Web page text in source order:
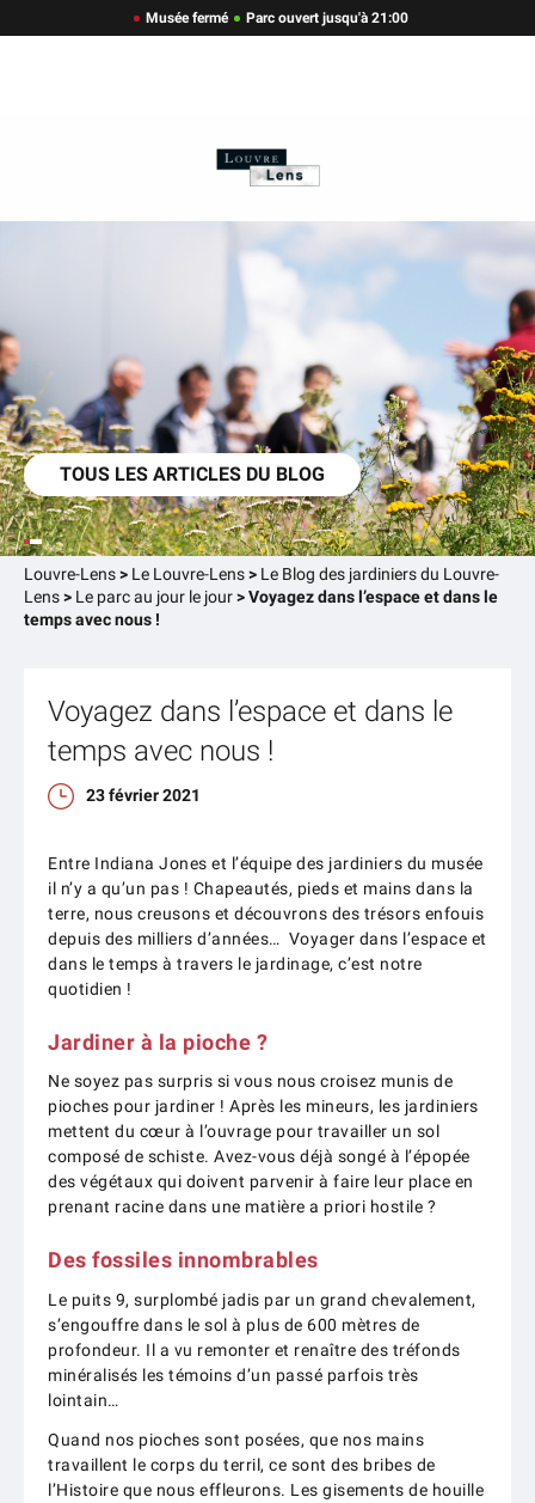
Musée fermé Parc ouvert jusqu'à 21:00
TOUS LES ARTICLES DU BLOG
Louvre-Lens> Le Louvre-Lens> Le Blog des jardiniers du Louvre-
Lens> Le parc au jour le jour>Voyagez dans l’espace et dans le
temps avec nous !
Voyagez dans l’espace et dans le
temps avec nous !
23 février 2021
Entre Indiana Jones et l’équipe des jardiniers du musée
il n’y a qu’un pas ! Chapeautés, pieds et mains dans la
terre, nous creusons et découvrons des trésors enfouis
depuis des milliers d’années… Voyager dans l’espace et
dans le temps à travers le jardinage, c’est notre
quotidien !
Jardiner à la pioche ?
Ne soyez pas surpris si vous nous croisez munis de
pioches pour jardiner ! Après les mineurs, les jardiniers
mettent du cœur à l’ouvrage pour travailler un sol
composé de schiste. Avez-vous déjà songé à l’épopée
des végétaux qui doivent parvenir à faire leur place en
prenant racine dans une matière a priori hostile ?
Des fossiles innombrables
Le puits 9, surplombé jadis par un grand chevalement,
s’engouffre dans le sol à plus de 600 mètres de
profondeur. Il a vu remonter et renaître des tréfonds
minéralisés les témoins d’un passé parfois très
lointain…
Quand nos pioches sont posées, que nos mains
travaillent le corps du terril, ce sont des bribes de
l’Histoire que nous effleurons. Les gisements de houille